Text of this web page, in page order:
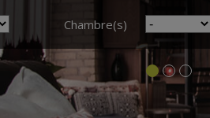
Chambre(s)